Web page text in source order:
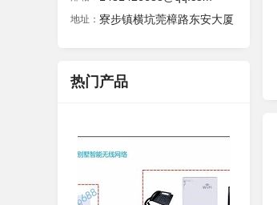
地址： 寮步镇横坑莞樟路东安大厦
热门产品